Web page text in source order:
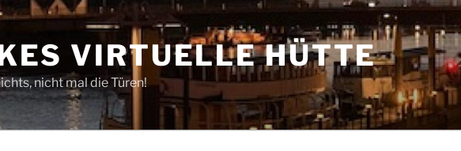
VIRTUELLE HÜTTE
nicht mal die Türen!